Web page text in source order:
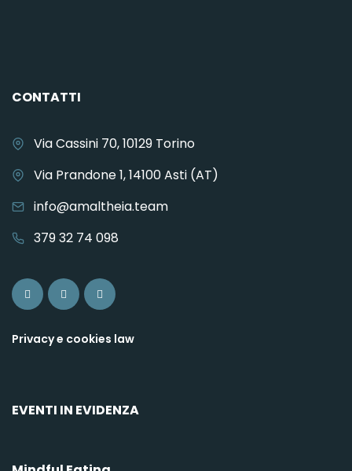
CONTATTI
Via Cassini 70, 10129 Torino
Via Prandone 1, 14100 Asti (AT)
info@amaltheia.team
379 32 74 098
Privacy e cookies law
EVENTI IN EVIDENZA